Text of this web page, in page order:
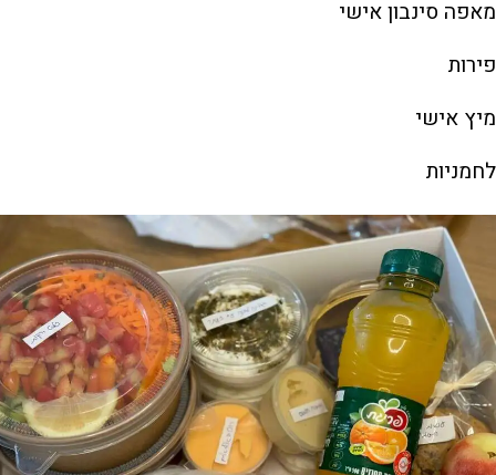
מאפה סינבון אישי
פירות
מיץ אישי
לחמניות